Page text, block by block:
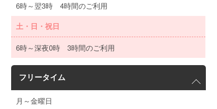
6時～翌3時 4時間のご利用
土・日・祝日
6時～深夜0時 3時間のご利用
フリータイム
月～金曜日